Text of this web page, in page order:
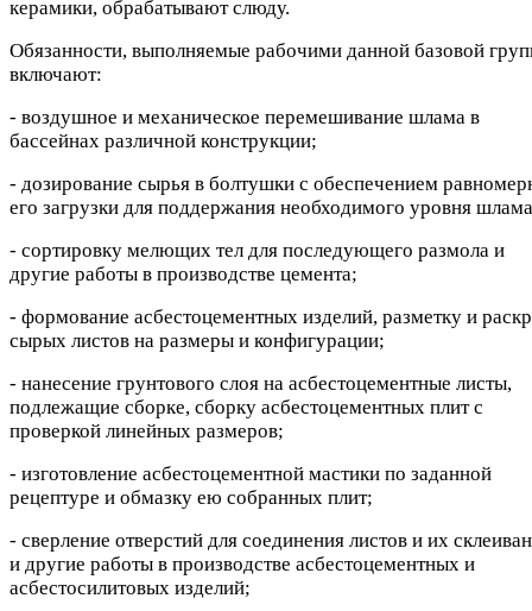
керамики, обрабатывают слюду.
Обязанности, выполняемые рабочими данной базовой
включают:
- воздушное и механическое перемешивание шлама в
бассейнах различной конструкции;
- дозирование сырья в болтушки с обеспечением
его загрузки для поддержания необходимого уровня
- сортировку мелющих тел для последующего размола и
другие работы в производстве цемента;
- формование асбестоцементных изделий, разметку и
сырых листов на размеры и конфигурации;
- нанесение грунтового слоя на асбестоцементные листы,
подлежащие сборке, сборку асбестоцементных плит с
проверкой линейных размеров;
- изготовление асбестоцементной мастики по заданной
рецептуре и обмазку ею собранных плит;
- сверление отверстий для соединения листов и их
и другие работы в производстве асбестоцементных и
асбестосилитовых изделий;